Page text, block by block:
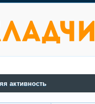
активность